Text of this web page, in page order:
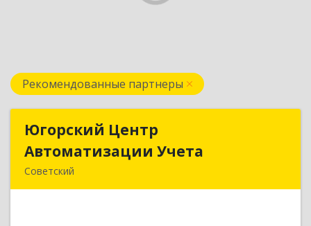
Рекомендованные партнеры
Югорский Центр
Автоматизации Учета
Советский
Югорский Центр
Автоматизации Учета